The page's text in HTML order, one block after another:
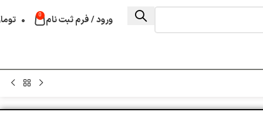
ورود / فرم ثبت نام 0 ۰